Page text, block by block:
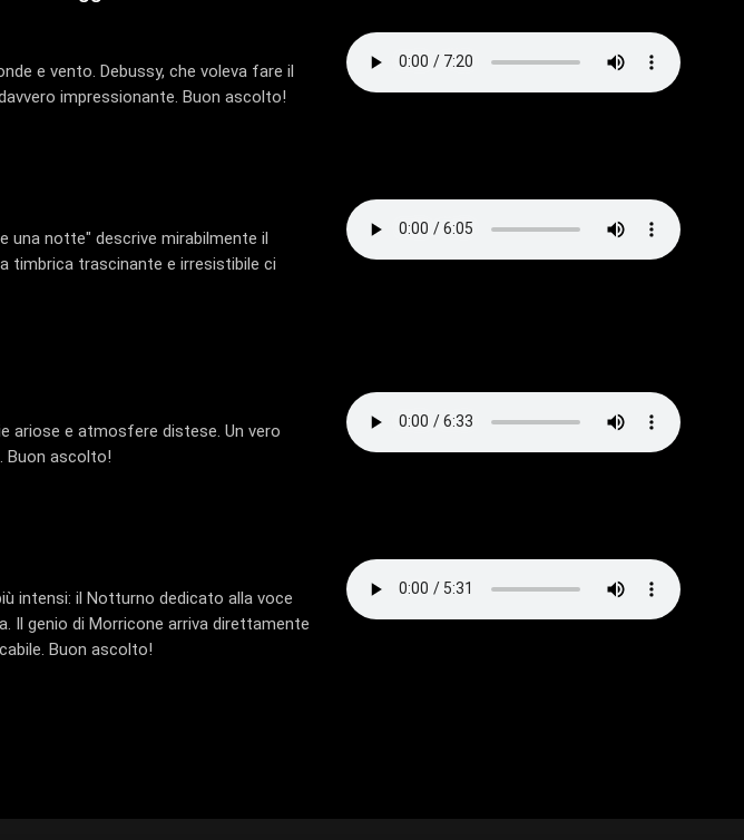
e vento. Debussy, che voleva fare il
impressionante. Buon ascolto!
una notte" descrive mirabilmente il
timbrica trascinante e irresistibile ci
ariose e atmosfere distese. Un vero
Buon ascolto!
intensi: il Notturno dedicato alla voce
Il genio di Morricone arriva direttamente
Buon ascolto!